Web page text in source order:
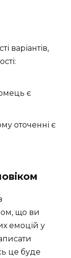
варіантів,
є
оточенні є
що ви
емоцій у
це буде